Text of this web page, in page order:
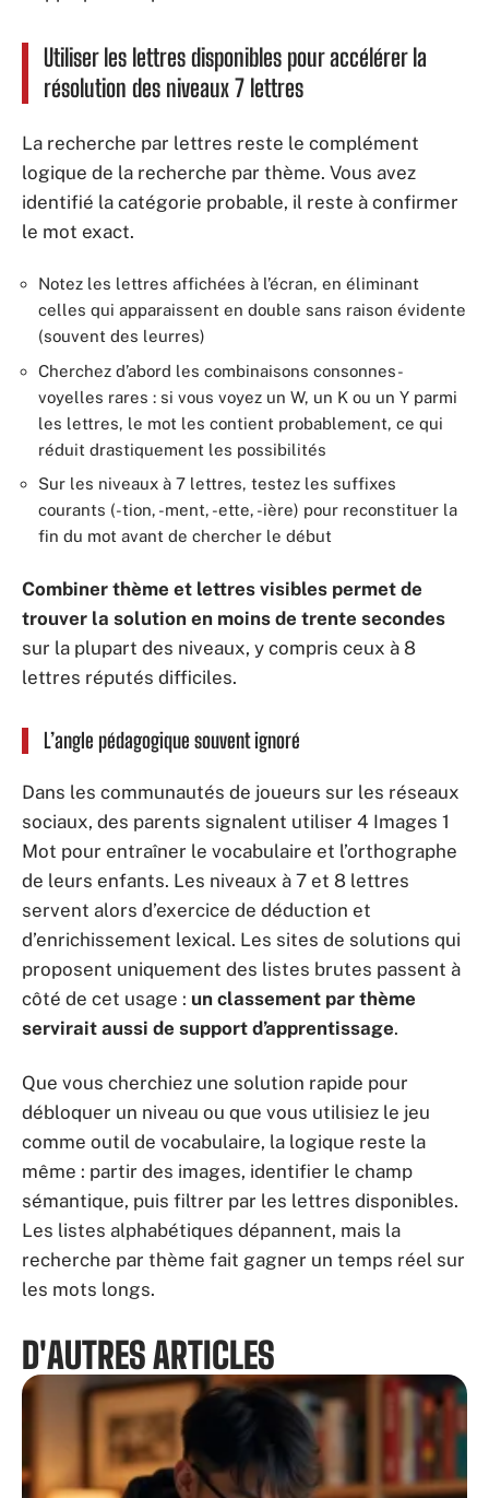
Utiliser les lettres disponibles pour accélérer la
résolution des niveaux 7 lettres
La recherche par lettres reste le complément
logique de la recherche par thème. Vous avez
identifié la catégorie probable, il reste à confirmer
le mot exact.
Notez les lettres affichées à l’écran, en éliminant
celles qui apparaissent en double sans raison évidente
(souvent des leurres)
Cherchez d’abord les combinaisons consonnes-
voyelles rares : si vous voyez un W, un K ou un Y parmi
les lettres, le mot les contient probablement, ce qui
réduit drastiquement les possibilités
Sur les niveaux à 7 lettres, testez les suffixes
courants (-tion, -ment, -ette, -ière) pour reconstituer la
fin du mot avant de chercher le début
Combiner thème et lettres visibles permet de
trouver la solution en moins de trente secondes
sur la plupart des niveaux, y compris ceux à 8
lettres réputés difficiles.
L’angle pédagogique souvent ignoré
Dans les communautés de joueurs sur les réseaux
sociaux, des parents signalent utiliser 4 Images 1
Mot pour entraîner le vocabulaire et l’orthographe
de leurs enfants. Les niveaux à 7 et 8 lettres
servent alors d’exercice de déduction et
d’enrichissement lexical. Les sites de solutions qui
proposent uniquement des listes brutes passent à
côté de cet usage : un classement par thème
servirait aussi de support d’apprentissage.
Que vous cherchiez une solution rapide pour
débloquer un niveau ou que vous utilisiez le jeu
comme outil de vocabulaire, la logique reste la
même : partir des images, identifier le champ
sémantique, puis filtrer par les lettres disponibles.
Les listes alphabétiques dépannent, mais la
recherche par thème fait gagner un temps réel sur
les mots longs.
D'AUTRES ARTICLES